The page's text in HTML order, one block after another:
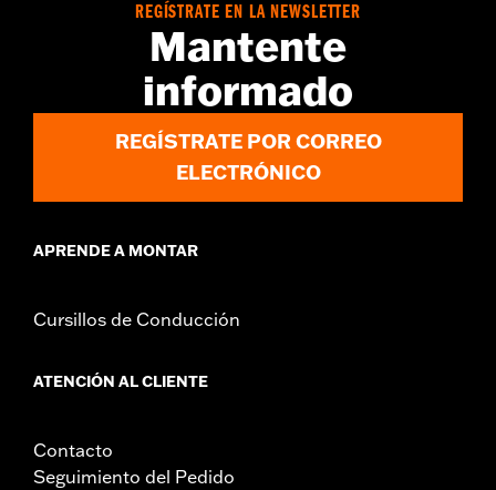
Contenido del embalaje:Bisel embellecedor del faro
REGÍSTRATE EN LA NEWSLETTER
Mantente
informado
REGÍSTRATE POR CORREO
ELECTRÓNICO
APRENDE A MONTAR
Cursillos de Conducción
ATENCIÓN AL CLIENTE
Contacto
Seguimiento del Pedido